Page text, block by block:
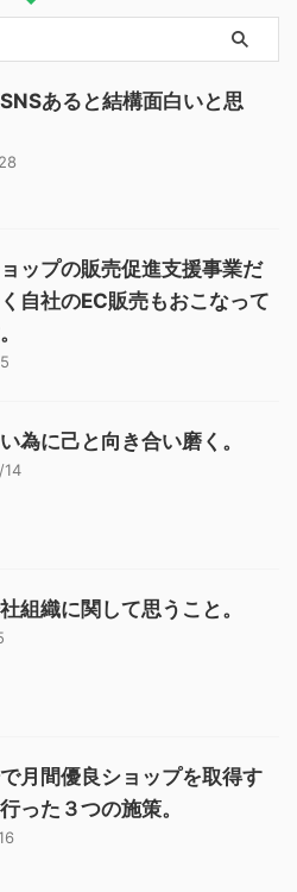
あると結構面白いと思
ップの販売促進支援事業だ
自社のEC販売もおこなって
為に己と向き合い磨く。
14
組織に関して思うこと。
月間優良ショップを取得す
った３つの施策。